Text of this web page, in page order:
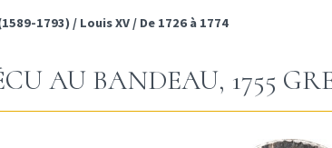
1793) / Louis XV / De 1726 à 1774
AU BANDEAU, 1755